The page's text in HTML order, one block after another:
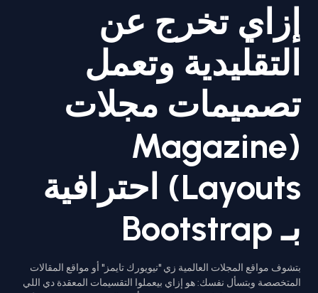
إزاي تخرج عن
التقليدية وتعمل
تصميمات مجلات
(Magazine
Layouts) احترافية
بـ Bootstrap
بتشوف مواقع المجلات العالمية زي "نيويورك تايمز" أو مواقع المقالات
المتخصصة وبتسأل نفسك: هو إزاي بيعملوا التقسيمات المعقدة دي اللي